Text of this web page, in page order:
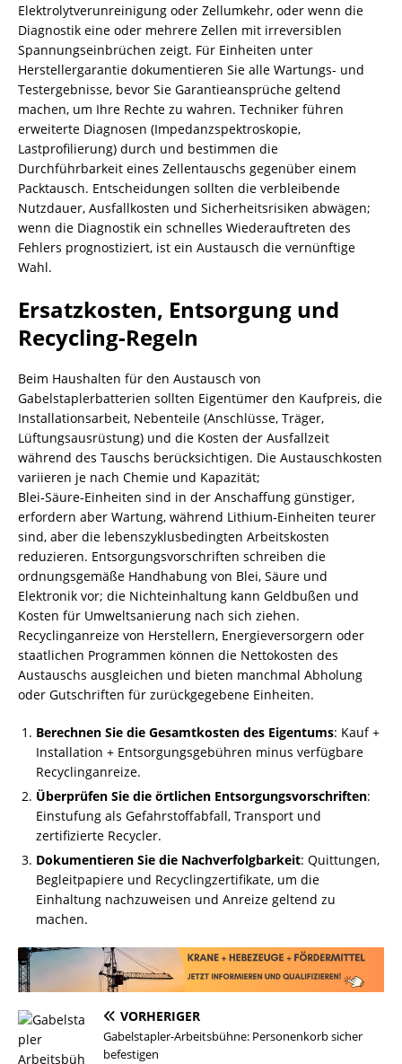
Elektrolytverunreinigung oder Zellumkehr, oder wenn die
Diagnostik eine oder mehrere Zellen mit irreversiblen
Spannungseinbrüchen zeigt. Für Einheiten unter
Herstellergarantie dokumentieren Sie alle Wartungs- und
Testergebnisse, bevor Sie Garantieansprüche geltend
machen, um Ihre Rechte zu wahren. Techniker führen
erweiterte Diagnosen (Impedanzspektroskopie,
Lastprofilierung) durch und bestimmen die
Durchführbarkeit eines Zellentauschs gegenüber einem
Packtausch. Entscheidungen sollten die verbleibende
Nutzdauer, Ausfallkosten und Sicherheitsrisiken abwägen;
wenn die Diagnostik ein schnelles Wiederauftreten des
Fehlers prognostiziert, ist ein Austausch die vernünftige
Wahl.
Ersatzkosten, Entsorgung und
Recycling-Regeln
Beim Haushalten für den Austausch von
Gabelstaplerbatterien sollten Eigentümer den Kaufpreis, die
Installationsarbeit, Nebenteile (Anschlüsse, Träger,
Lüftungsausrüstung) und die Kosten der Ausfallzeit
während des Tauschs berücksichtigen. Die Austauschkosten
variieren je nach Chemie und Kapazität;
Blei‑Säure‑Einheiten sind in der Anschaffung günstiger,
erfordern aber Wartung, während Lithium‑Einheiten teurer
sind, aber die lebenszyklusbedingten Arbeitskosten
reduzieren. Entsorgungsvorschriften schreiben die
ordnungsgemäße Handhabung von Blei, Säure und
Elektronik vor; die Nichteinhaltung kann Geldbußen und
Kosten für Umweltsanierung nach sich ziehen.
Recyclinganreize von Herstellern, Energieversorgern oder
staatlichen Programmen können die Nettokosten des
Austauschs ausgleichen und bieten manchmal Abholung
oder Gutschriften für zurückgegebene Einheiten.
Berechnen Sie die Gesamtkosten des Eigentums: Kauf +
Installation + Entsorgungsgebühren minus verfügbare
Recyclinganreize.
Überprüfen Sie die örtlichen Entsorgungsvorschriften:
Einstufung als Gefahrstoffabfall, Transport und
zertifizierte Recycler.
Dokumentieren Sie die Nachverfolgbarkeit: Quittungen,
Begleitpapiere und Recyclingzertifikate, um die
Einhaltung nachzuweisen und Anreize geltend zu
machen.
VORHERIGER
Gabelstapler-Arbeitsbühne: Personenkorb sicher
befestigen